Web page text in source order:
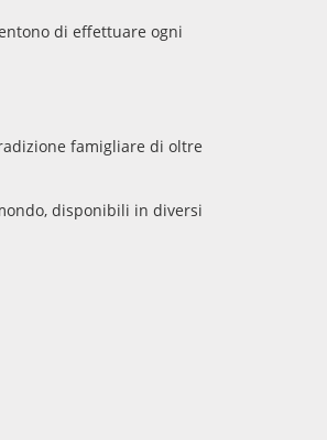
di effettuare ogni
famigliare di oltre
disponibili in diversi